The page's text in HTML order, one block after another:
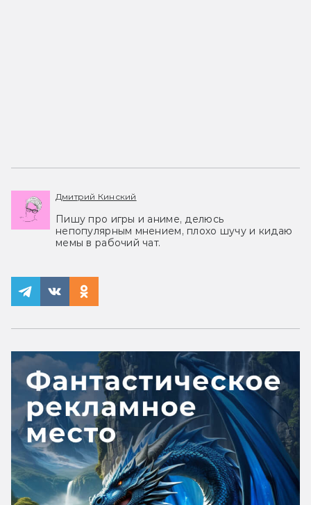
Дмитрий Кинский
Пишу про игры и аниме, делюсь
непопулярным мнением, плохо шучу и кидаю
мемы в рабочий чат.